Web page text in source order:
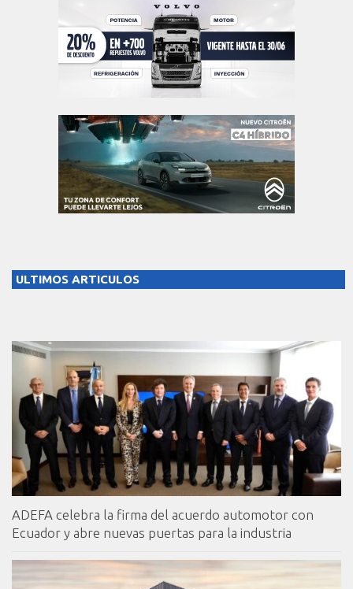
ULTIMOS ARTICULOS
ADEFA celebra la firma del acuerdo automotor con
Ecuador y abre nuevas puertas para la industria